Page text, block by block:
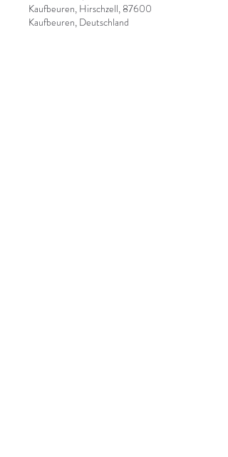
Kaufbeuren, Hirschzell, 87600
Kaufbeuren, Deutschland